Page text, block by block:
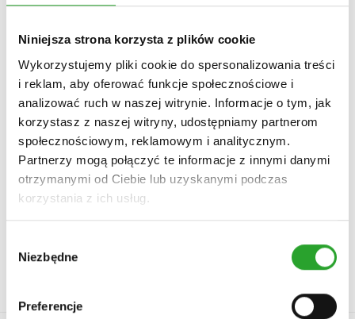
Niniejsza strona korzysta z plików cookie
Wykorzystujemy pliki cookie do spersonalizowania treści
i reklam, aby oferować funkcje społecznościowe i
analizować ruch w naszej witrynie. Informacje o tym, jak
korzystasz z naszej witryny, udostępniamy partnerom
społecznościowym, reklamowym i analitycznym.
Partnerzy mogą połączyć te informacje z innymi danymi
otrzymanymi od Ciebie lub uzyskanymi podczas
korzystania z ich usług.
zgody
Niezbędne
Preferencje
Sposób użycia
Składniki (INCI)
Historia powstania produktu
Producent